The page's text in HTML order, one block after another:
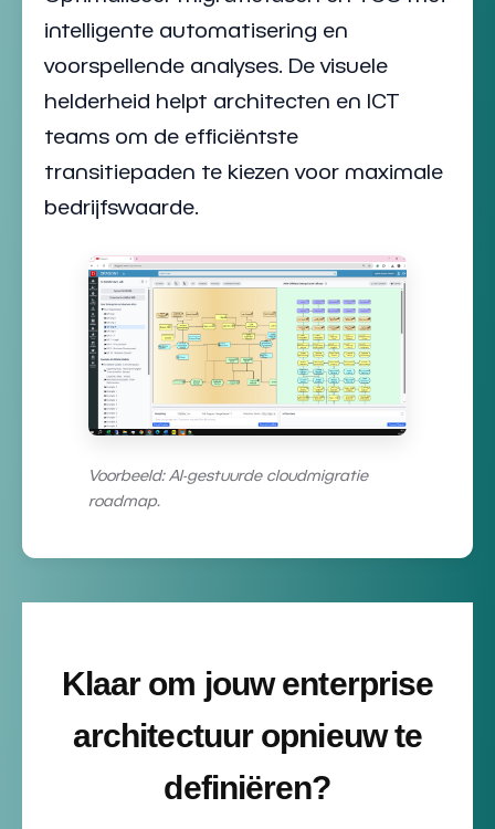
intelligente automatisering en
voorspellende analyses. De visuele
helderheid helpt architecten en ICT
teams om de efficiëntste
transitiepaden te kiezen voor maximale
bedrijfswaarde.
Voorbeeld: AI-gestuurde cloudmigratie
roadmap.
Klaar om jouw enterprise
architectuur opnieuw te
definiëren?